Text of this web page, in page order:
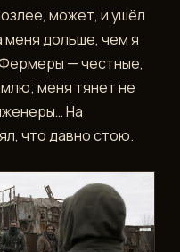
может, и ушёл
меня дольше, чем я
— честные,
меня тянет не
На
что давно стою.